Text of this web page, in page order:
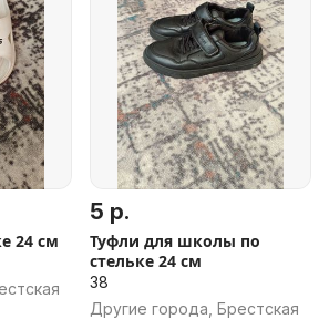
24 см
5 р.
Туфли для школы по
стельке 24 см
38
Другие города, Брестская